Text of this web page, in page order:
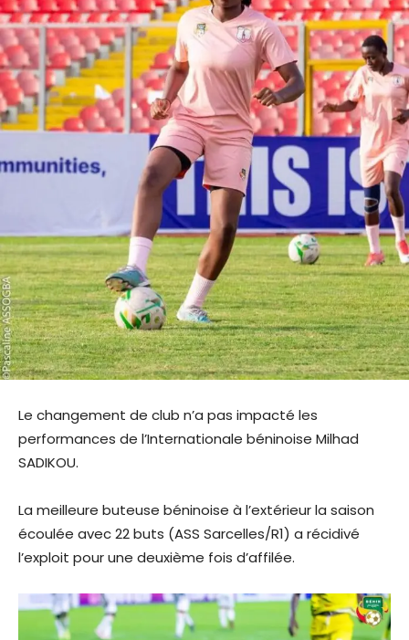
Le changement de club n’a pas impacté les
performances de l’Internationale béninoise Milhad
SADIKOU.
La meilleure buteuse béninoise à l’extérieur la saison
écoulée avec 22 buts (ASS Sarcelles/R1) a récidivé
l’exploit pour une deuxième fois d’affilée.